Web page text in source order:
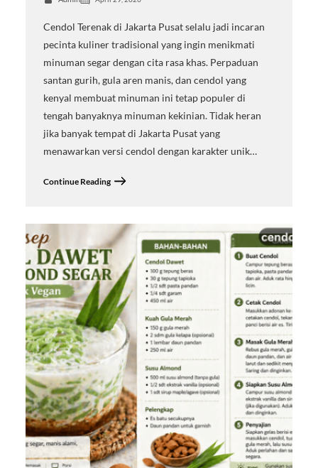
Cendol Terenak di Jakarta Pusat selalu jadi incaran
pecinta kuliner tradisional yang ingin menikmati
minuman segar dengan cita rasa khas. Perpaduan
santan gurih, gula aren manis, dan cendol yang
kenyal membuat minuman ini tetap populer di
tengah banyaknya minuman kekinian. Tidak heran
jika banyak tempat di Jakarta Pusat yang
menawarkan versi cendol dengan karakter unik…
Continue Reading